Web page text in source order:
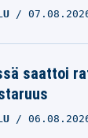
saattoi